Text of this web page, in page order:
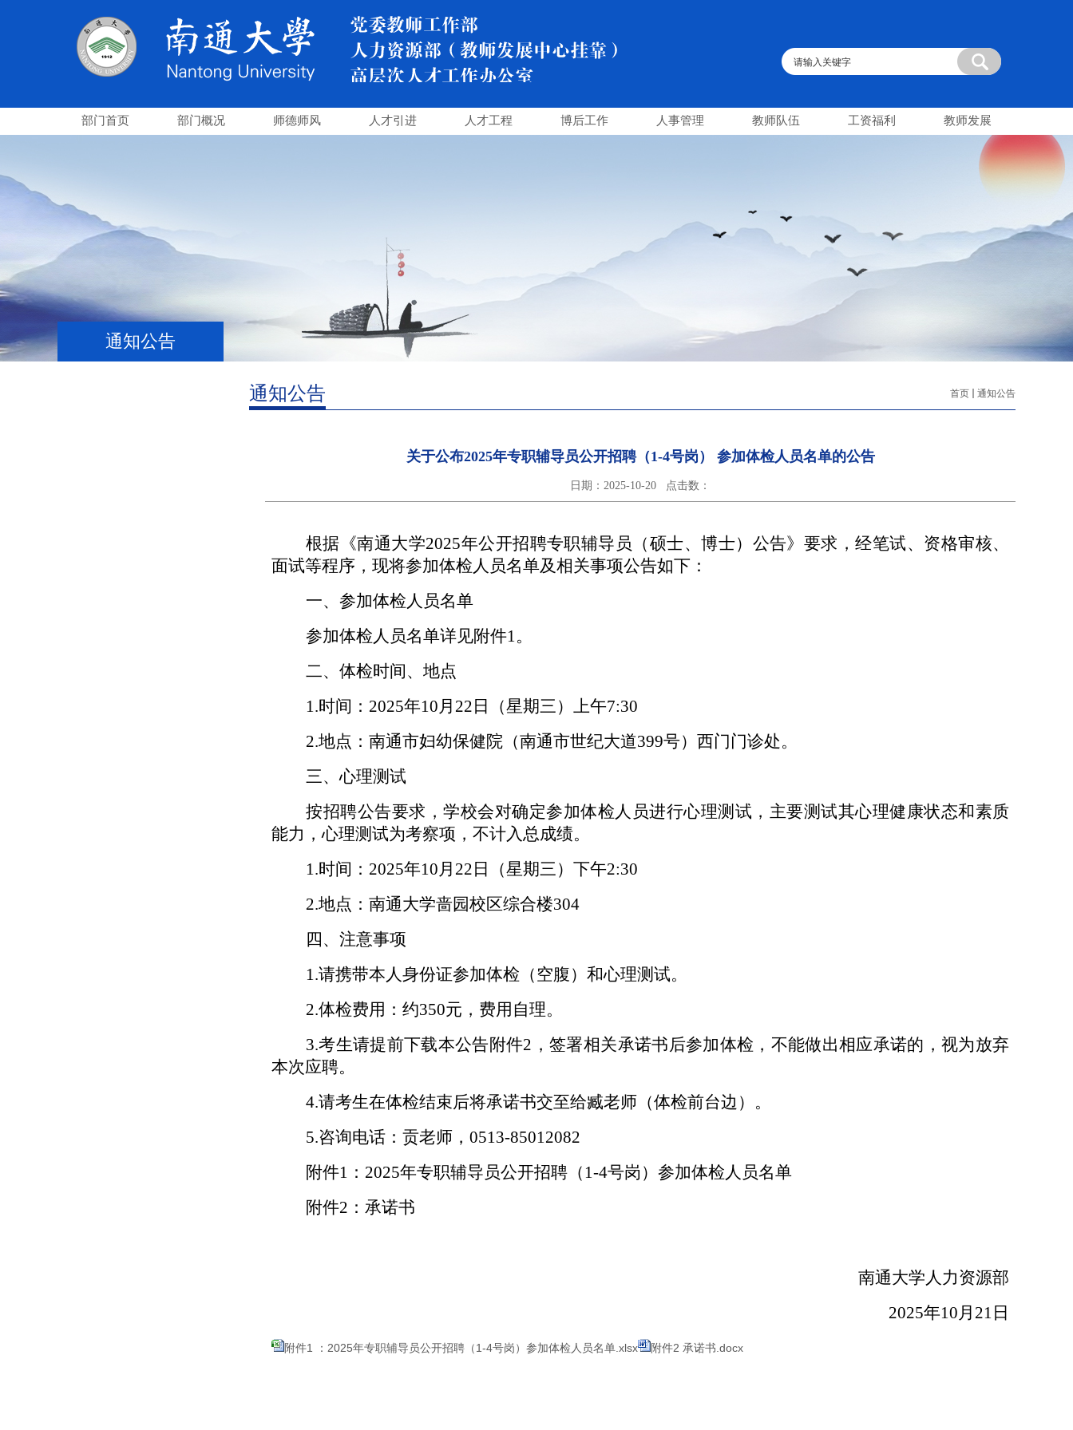
部门首页 部门概况 师德师风 人才引进 人才工程 博后工作 人事管理 教师队伍 工资福利 教师发展
通知公告
通知公告 首页 通知公告
关于公布2025年专职辅导员公开招聘（1-4号岗） 参加体检人员名单的公告
日期：2025-10-20 点击数：
根据《南通大学2025年公开招聘专职辅导员（硕士、博士）公告》要求，经笔试、资格审核、
面试等程序，现将参加体检人员名单及相关事项公告如下：
一、参加体检人员名单
参加体检人员名单详见附件1。
二、体检时间、地点
1.时间： 2025年10月 22 日（星期三）上午7:30
2.地点：南通市妇幼保健院（南通市世纪大道399号）西门门诊处。
三、心理测试
按招聘公告要求，学校会对确定参加体检人员进行心理测试，主要测试其心理健康状态和素质
能力，心理测试为考察项，不计入总成绩。
1.时间： 2025年10月 22 日（星期三）下午2:30
2.地点：南通大学啬园校区综合楼304
四、注意事项
1.请携带本人身份证参加体检（空腹）和心理测试。
2.体检费用 ：约350元，费用自理。
3.考生请提前下载本公告附件2 ，签署相关承诺书后参加体检，不能做出相应承诺的，视为放弃
本次应聘。
4.请考生在体检结束后将承诺书交至给臧老师（体检前台边）。
5.咨询电话：贡老师， 0513-85012082
附件1 ： 2025年专职辅导员公开招聘（ 1-4号岗）参加体检人员名单
附件2 ：承诺书
南通大学人力资源部
2025年10月 21 日
附件1 ：2025年专职辅导员公开招聘（1-4号岗）参加体检人员名单.xlsx 附件2 承诺书.docx